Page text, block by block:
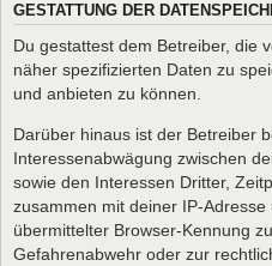
GESTATTUNG DER
Du gestattest dem Betreiber, die
näher spezifizierten Daten zu
und anbieten zu können.
Darüber hinaus ist der Betreiber
Interessenabwägung zwischen
sowie den Interessen Dritter,
zusammen mit deiner IP-
übermittelter Browser-Kennung
Gefahrenabwehr oder zur